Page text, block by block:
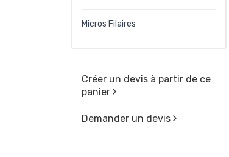
Micros Filaires
Créer un devis à partir de ce
panier
Demander un devis